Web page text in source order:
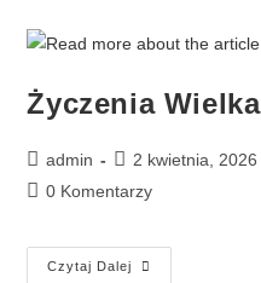
Życzenia
admin 2 kwietnia, 2026
0 Komentarzy
Czytaj Dalej